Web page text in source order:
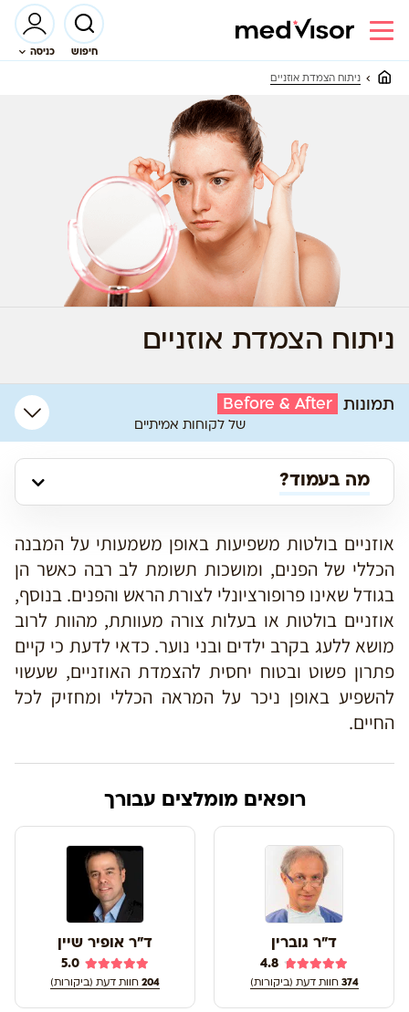
חיפוש כניסה
ניתוח הצמדת אוזניים
ניתוח הצמדת אוזניים
תמונות Before & After
של לקוחות אמיתיים
מה בעמוד?
אוזניים בולטות משפיעות באופן משמעותי על המבנה
הכללי של הפנים, ומושכות תשומת לב רבה כאשר הן
בגודל שאינו פרופורציונלי לצורת הראש והפנים. בנוסף,
אוזניים בולטות או בעלות צורה מעוותת, מהוות לרוב
מושא ללעג בקרב ילדים ובני נוער. כדאי לדעת כי קיים
פתרון פשוט ובטוח יחסית להצמדת האוזניים, שעשוי
להשפיע באופן ניכר על המראה הכללי ומחזיק לכל
החיים.
רופאים מומלצים עבורך
ד"ר גוברין
4.8
374 חוות דעת (ביקורות)
ד"ר אופיר שיין
5.0
204 חוות דעת (ביקורות)